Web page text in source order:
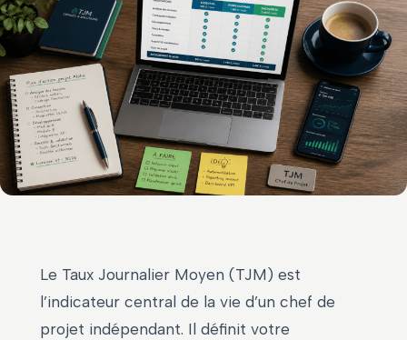
Le Taux Journalier Moyen (TJM) est
l’indicateur central de la vie d’un chef de
projet indépendant. Il définit votre